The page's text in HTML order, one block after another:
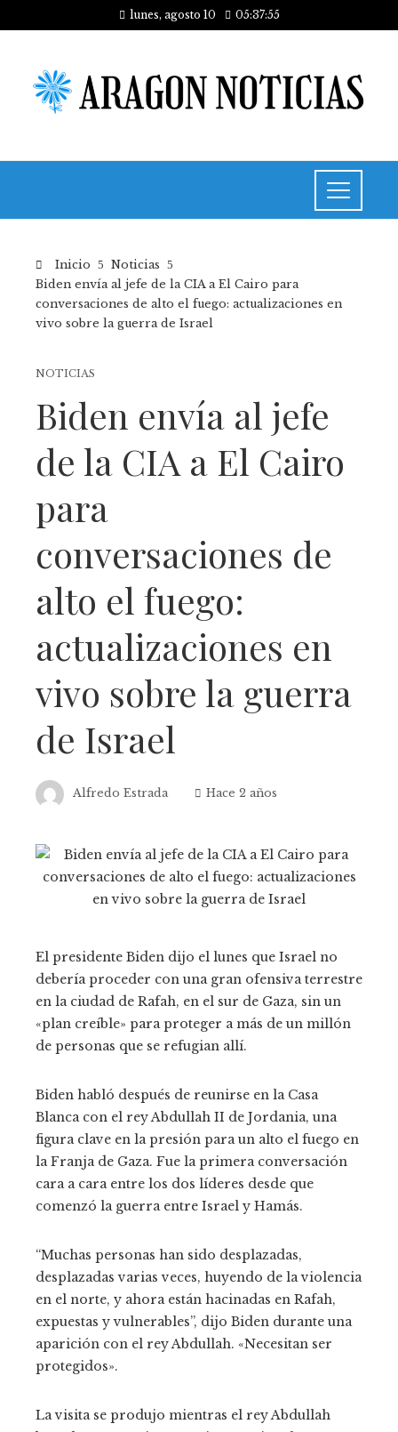
lunes, agosto 10 05:37:56
Inicio
Noticias
Biden envía al jefe de la CIA a El Cairo para
conversaciones de alto el fuego: actualizaciones en
vivo sobre la guerra de Israel
NOTICIAS
Biden envía al jefe
de la CIA a El Cairo
para
conversaciones de
alto el fuego:
actualizaciones en
vivo sobre la guerra
de Israel
Alfredo Estrada Hace 2 años
El presidente Biden dijo el lunes que Israel no
debería proceder con una gran ofensiva terrestre
en la ciudad de Rafah, en el sur de Gaza, sin un
«plan creíble» para proteger a más de un millón
de personas que se refugian allí.
Biden habló después de reunirse en la Casa
Blanca con el rey Abdullah II de Jordania, una
figura clave en la presión para un alto el fuego en
la Franja de Gaza. Fue la primera conversación
cara a cara entre los dos líderes desde que
comenzó la guerra entre Israel y Hamás.
“Muchas personas han sido desplazadas,
desplazadas varias veces, huyendo de la violencia
en el norte, y ahora están hacinadas en Rafah,
expuestas y vulnerables”, dijo Biden durante una
aparición con el rey Abdullah. «Necesitan ser
protegidos».
La visita se produjo mientras el rey Abdullah